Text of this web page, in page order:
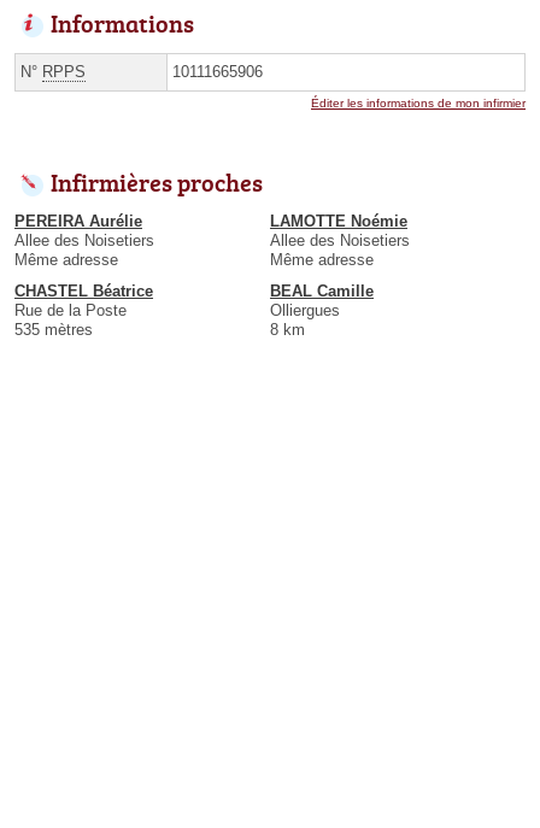
Informations
N° RPPS 10111665906
Éditer les informations de mon infirmier
Infirmières proches
PEREIRA Aurélie
Allee des Noisetiers
Même adresse
LAMOTTE Noémie
Allee des Noisetiers
Même adresse
CHASTEL Béatrice
Rue de la Poste
535 mètres
BEAL Camille
Olliergues
8 km